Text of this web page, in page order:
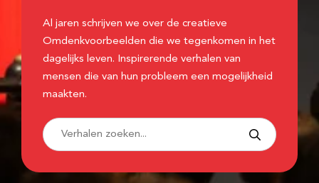
Al jaren schrijven we over de creatieve
Omdenkvoorbeelden die we tegenkomen in het
dagelijks leven. Inspirerende verhalen van
mensen die van hun probleem een mogelijkheid
maakten.